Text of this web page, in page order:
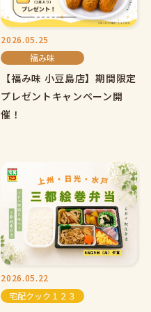
2026.05.25
福み味
【福み味 小豆島店】期間限定
プレゼントキャンペーン開
催！
2026.05.22
宅配クック１２３